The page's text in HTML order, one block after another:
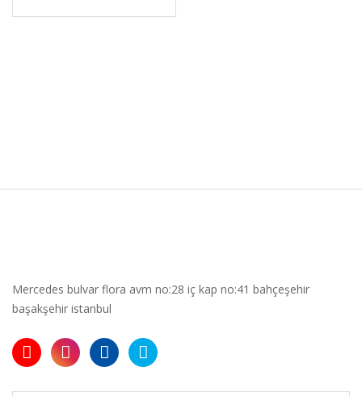
Mercedes bulvar flora avm no:28 iç kap no:41 bahçeşehir
başakşehir istanbul